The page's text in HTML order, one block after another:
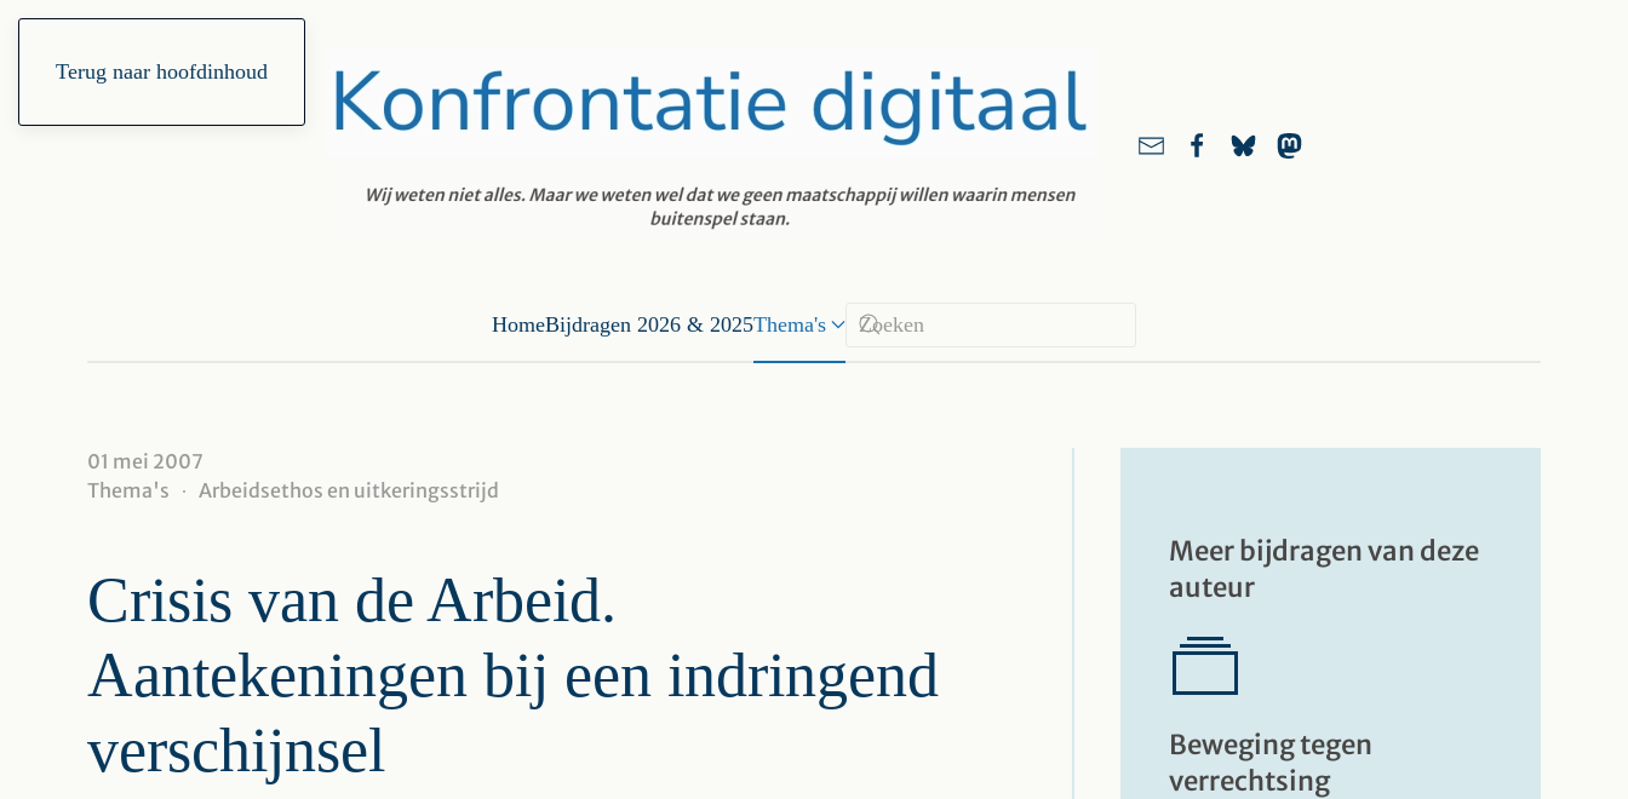
Terug naar hoofdinhoud
HomeBijdragen 2026 & 2025Thema's
01 mei 2007
Thema's
Arbeidsethos en uitkeringsstrijd
Crisis van de Arbeid.
Aantekeningen bij een indringend
verschijnsel
Meer bijdragen van deze
auteur
Beweging tegen
verrechtsing